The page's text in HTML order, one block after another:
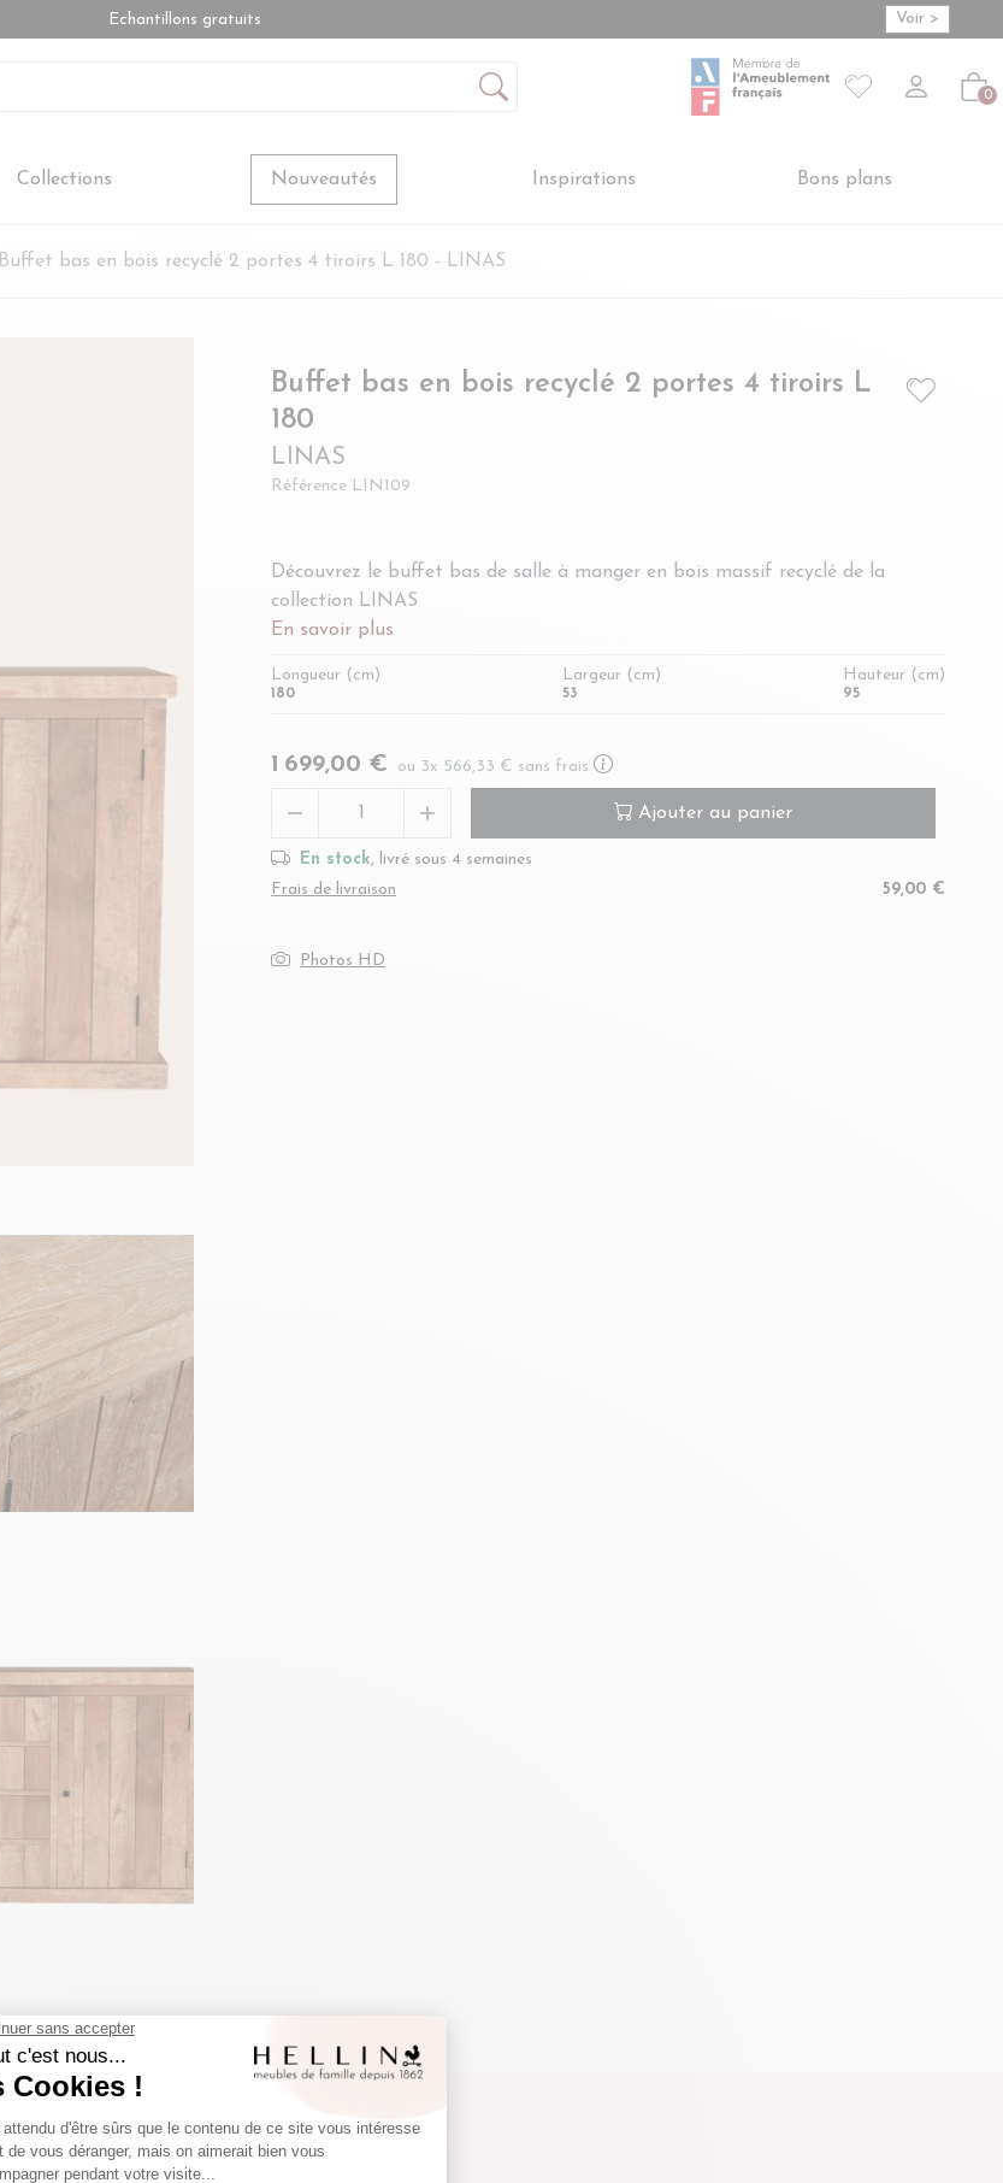
Echantillons gratuits Voir >
Votre liste de
Créer
Mon compte
S'inscrire
Connexion 0
Collections Nouveautés Inspirations Bons plans
Buffet bas en bois recyclé 2 portes 4 tiroirs L 180 - LINAS
Buffet bas en bois recyclé 2 portes 4 tiroirs L
180
LINAS
Référence LIN109
Découvrez le buffet bas de salle à manger en bois massif recyclé de la
collection LINAS
En savoir plus
Longueur (cm)
180
Largeur (cm)
53
Hauteur (cm)
95
1 699,00 € ou 3x 566,33 € sans frais En savoir plus sur le paiement en plusieurs fois
  Ajouter au panier
En stock, livré sous 4 semaines
Frais de livraison
59,00 €
Photos HD